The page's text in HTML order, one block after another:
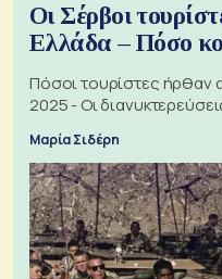
Οι Σέρβοι
Ελλάδα – Πόσο
Πόσοι τουρίστες ήρθαν
2025 - Οι
Μαρία Σιδέρη